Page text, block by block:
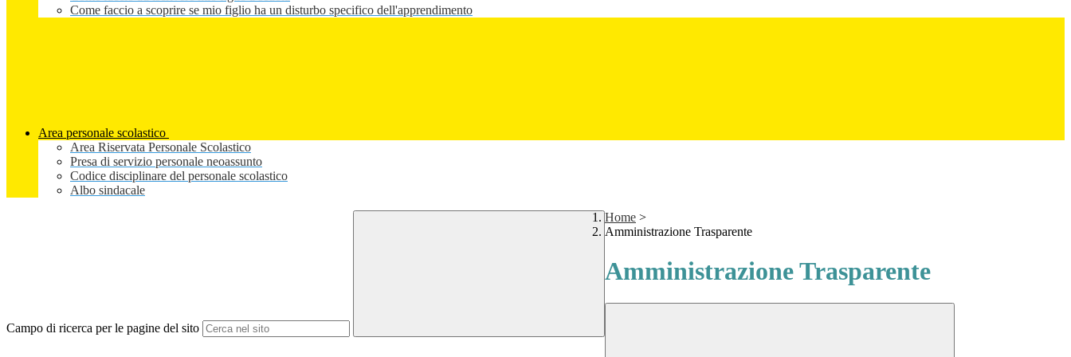
Come faccio a scoprire se mio figlio ha un disturbo specifico dell'apprendimento
Area personale scolastico
Area Riservata Personale Scolastico
Presa di servizio personale neoassunto
Codice disciplinare del personale scolastico
Albo sindacale
Campo di ricerca per le pagine del sito
Home >
Amministrazione Trasparente
Amministrazione Trasparente